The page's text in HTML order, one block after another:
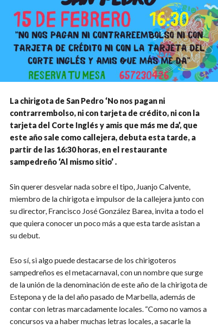
La chirigota de San Pedro ‘No nos pagan ni
contrarrembolso, ni con tarjeta de crédito, ni con la
tarjeta del Corte Inglés y amis que más me da’, que
este año sale como callejera, debuta esta tarde, a
partir de las 16:30 horas, en el restaurante
sampedreño ‘Al mismo sitio’ .
Sin querer desvelar nada sobre el tipo, Juanjo Calvente,
miembro de la chirigota e impulsor de la callejera junto con
su director, Francisco José González Barea, invita a todo el
que quiera conocer un poco más a que esta tarde asistan a
su debut.
Eso sí, si algo puede destacarse de los chirigoteros
sampedreños es el metacarnaval, con un nombre que surge
de la unión de la denominación de este año de la chirigota de
Estepona y de la del año pasado de Marbella, además de
contar con letras marcadamente locales. “Como no vamos a
concursos va a haber muchas letras locales, a sacarle la